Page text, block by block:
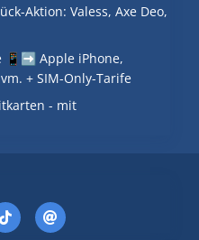
Aktion: Valess, Axe Deo,
📱➡️ Apple iPhone,
+ SIM-Only-Tarife
- mit